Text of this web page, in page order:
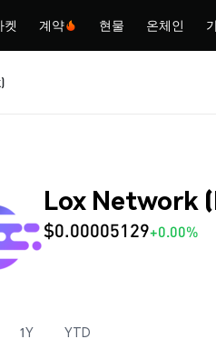
켓 계약 현물 온체인
Lox Network
$0.00005129+0.00%
1Y YTD